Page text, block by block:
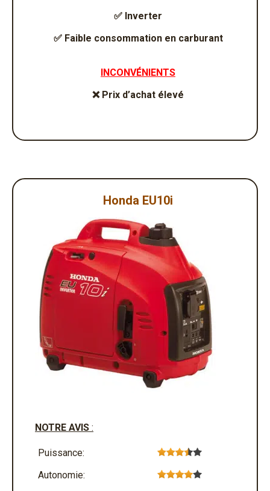
✅ Inverter
✅ Faible consommation en carburant
INCONVÉNIENTS
❌ Prix d’achat élevé
Honda EU10i
NOTRE AVIS :
Puissance:
Autonomie: